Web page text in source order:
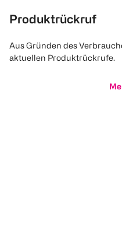
Produktrückruf
Aus Gründen des
aktuellen Produktrückrufe.